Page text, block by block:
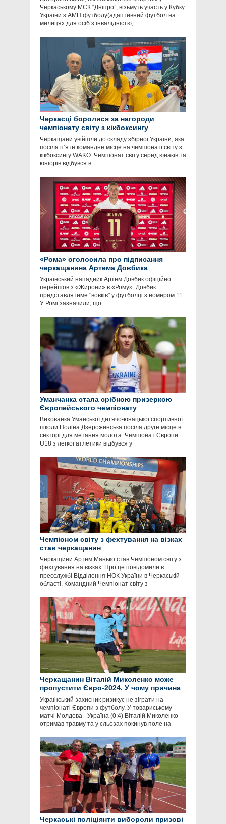
Черкаському МСК “Дніпро”, візьмуть участь у Кубку
України з АМП футболу(адаптивний футбол на
милицях для осіб з інвалідністю,
Черкасці боролися за нагороди
чемпіонату світу з кікбоксингу
Черкащани увійшли до складу збірної України, яка
посіла п’яте командне місце на чемпіонаті світу з
кікбоксингу WAKO. Чемпіонат світу серед юнаків та
юніорів відбувся в
«Рома» оголосила про підписання
черкащанина Артема Довбика
Український нападник Артем Довбик офіційно
перейшов з «Жирони» в «Рому». Довбик
представлятиме "вовків" у футболці з номером 11.
У Ромі зазначили, що
Уманчанка стала срібною призеркою
Європейського чемпіонату
Вихованка Уманської дитячо-юнацької спортивної
школи Поліна Дзерожинська посіла друге місце в
секторі для метання молота. Чемпіонат Європи
U18 з легкої атлетики відбувся у
Чемпіоном світу з фехтування на візках
став черкащанин
Черкащини Артем Манько став Чемпіоном світу з
фехтування на візках. Про це повідомили в
пресслужбі Відділення НОК України в Черкаській
області. Командний Чемпіонат світу з
Черкащанин Віталій Миколенко може
пропустити Євро-2024. У чому причина
Український захисник ризикує не зіграти на
чемпіонаті Європи з футболу. У товариському
матчі Молдова - Україна (0:4) Віталій Миколенко
отримав травму та у сльозах покинув поле на
Черкаські поліціянти вибороли призові